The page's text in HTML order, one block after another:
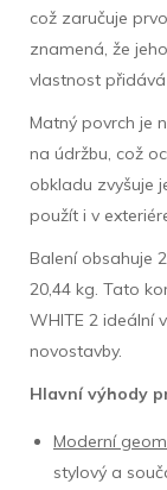
což zaručuje
znamená, že
vlastnost
Matný povrch je
na údržbu, což
obkladu zvyšuje
použít i v
Balení obsahuje
20,44 kg. Tato
WHITE 2 ideální
novostavby.
Hlavní výhody
Moderní
stylový a